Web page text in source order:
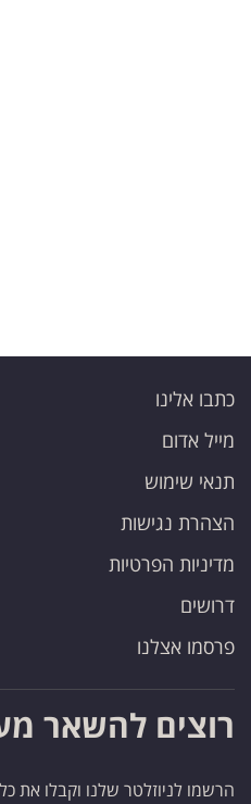
כתבו אלינו
מייל אדום
תנאי שימוש
הצהרת נגישות
מדיניות הפרטיות
דרושים
פרסמו אצלנו
רוצים להשאר
הרשמו לניוזלטר שלנו וקבלו את